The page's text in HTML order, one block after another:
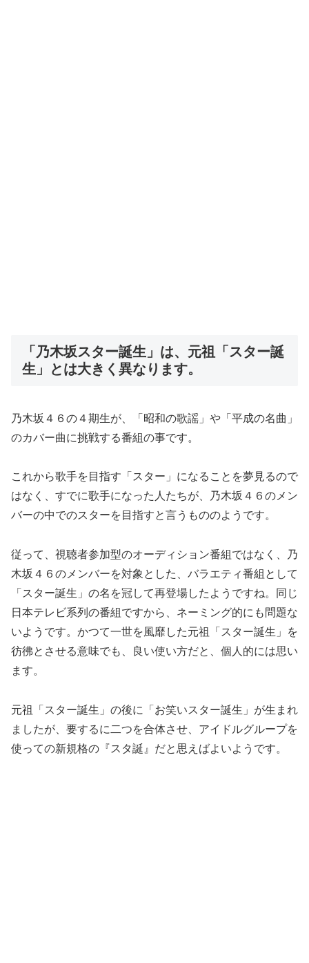
「乃木坂スター誕生」は、元祖「スター誕
生」とは大きく異なります。
乃木坂４６の４期生が、「昭和の歌謡」や「平成の名曲」
のカバー曲に挑戦する番組の事です。
これから歌手を目指す「スター」になることを夢見るので
はなく、 すでに歌手になった人たちが、
乃木坂４６のメン
バーの中でのスターを目指すと言うもののようです。
従って、視聴者参加型のオーディション番組ではなく、
乃
木坂４６のメンバーを対象とした、バラエティ番組として
「 スター誕生」の名を冠して再登場したようですね。
同じ
日本テレビ系列の番組ですから、 ネーミング的にも問題な
いようです。かつて一世を風靡した元祖「 スター誕生」を
彷彿とさせる意味でも、良い使い方だと、 個人的には思い
ます。
元祖「スター誕生」の後に「お笑いスター誕生」 が生まれ
ましたが、要するに二つを合体させ、 アイドルグループを
使っての新規格の『スタ誕』 だと思えばよいようです。